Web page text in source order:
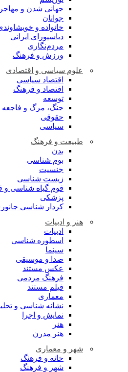
جهانی شدن و
جوانان
خانواده و
دیاسپورای ایرانی
مردم‌نگاری
ورزش و فرهنگ
علوم سیاسی و اقتصادی
اقتصاد سیاسی
اقتصاد و فرهنگ
توسعه
جنگ، مرگ و فاجعه
حقوقی
سیاسی
طبیعت و فرهنگ
بدن
بوم شناسی
جنسیت
زیست شناسی
قوم گیاه شناسی و
پزشکی
کردار شناسی
هنر و ادبیات
ادبیات
اسطوره شناسی
سینما
صدا و موسیقی
عکس مستند
فرهنگ مردمی
فیلم مستند
معماری
نشانه شناسی و
نمایش و اجرا
هنر
هنر مدرن
شهر و معماری
خانه و فرهنگ
شهر و فرهنگ